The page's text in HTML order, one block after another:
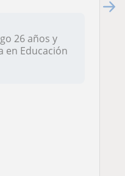
26 años y
en Educación